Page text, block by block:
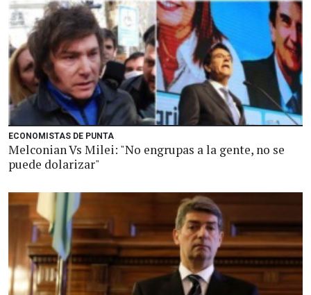
ECONOMISTAS DE PUNTA
Melconian Vs Milei: "No engrupas a la gente, no se
puede dolarizar"